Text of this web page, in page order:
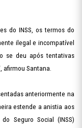
do INSS, os termos do
ilegal e incompatível
se deu após tentativas
afirmou Santana.
anteriormente na
estende a anistia aos
Seguro Social (INSS)